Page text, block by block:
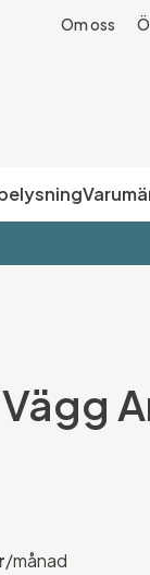
Om oss
/månad